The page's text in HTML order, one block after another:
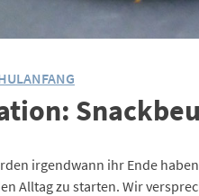
irgendwann ihr Ende
Alltag zu starten. Wir